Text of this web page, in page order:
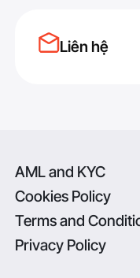
Liên hệ
AML and KYC
Cookies Policy
Terms and
Privacy Policy